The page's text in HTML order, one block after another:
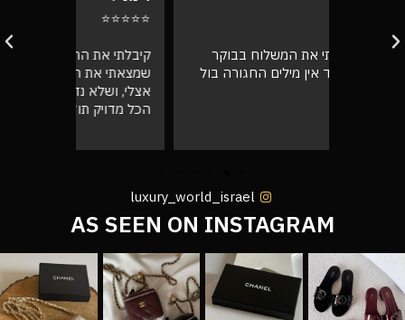
קיבלתי את התיק, מדהים! אין ספק
שמצאתי את החנות שלי שירות מעל הכל
אצלי, ושלא נדבר על התיק המעלף הזה.
הכל מדויק תודה רבה לכם 🙌❤️
אספתי
luxury_world_israel
AS SEEN ON INSTAGRAM